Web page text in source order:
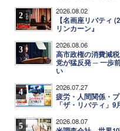
2 2026.08.02
【名画座リバティ
リンカーン』
3 2026.08.06
高市政権の消費減
党が猛反発 ─ 一歩
い
4 2026.07.27
疲労・人間関係・
「ザ・リバティ」
5 2026.08.07